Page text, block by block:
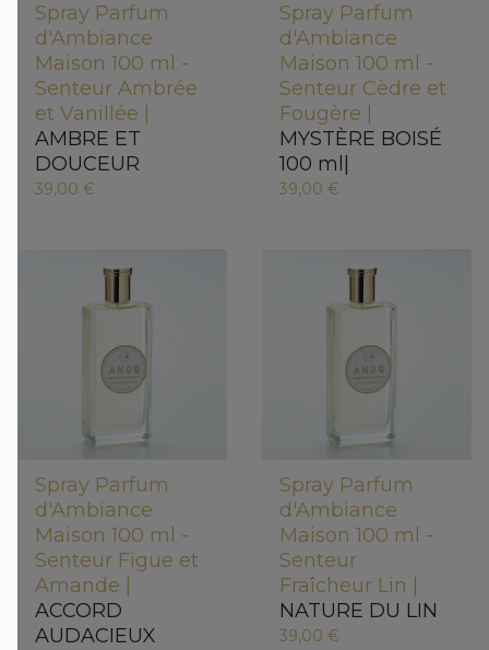
Spray Parfum
d'Ambiance
Maison 100 ml -
Senteur Ambrée
et Vanillée |
AMBRE ET
DOUCEUR
39,00 €
Spray Parfum
d'Ambiance
Maison 100 ml -
Senteur Cèdre et
Fougère |
MYSTÈRE BOISÉ
100 ml|
39,00 €
Spray Parfum
d'Ambiance
Maison 100 ml -
Senteur Figue et
Amande |
ACCORD
AUDACIEUX
Spray Parfum
d'Ambiance
Maison 100 ml -
Senteur
Fraîcheur Lin |
NATURE DU LIN
39,00 €